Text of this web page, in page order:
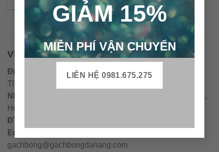
GIẢM 15%
MIỄN PHÍ VẬN CHUYỂN
LIÊN HỆ 0981.675.275
VPĐD - CTY TNHH GẠCH BÔNG VIỆT NAM
Địa chỉ:
CCN Quán Lát, Xã Đức Chánh, Huyện Mộ Đức,
Tỉnh Quảng Ngãi
Nhà máy miền trung:
L1 CCN Quán Lát, Xã Đức Chánh,
Huyện Mộ Đức, Tỉnh Quảng Ngãi, Việt Nam
ĐT
Email
gachbong@gachbongdanang.com